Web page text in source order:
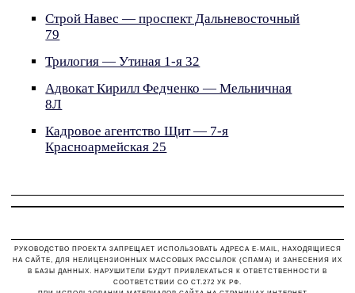
Строй Навес — проспект Дальневосточный
79
Трилогия — Утиная 1-я 32
Адвокат Кирилл Федченко — Мельничная
8Л
Кадровое агентство Щит — 7-я
Красноармейская 25
РУКОВОДСТВО ПРОЕКТА ЗАПРЕЩАЕТ ИСПОЛЬЗОВАТЬ АДРЕСА E-MAIL, НАХОДЯЩИЕСЯ
НА САЙТЕ, ДЛЯ НЕЛИЦЕНЗИОННЫХ МАССОВЫХ РАССЫЛОК (СПАМА) И ЗАНЕСЕНИЯ ИХ
В БАЗЫ ДАННЫХ. НАРУШИТЕЛИ БУДУТ ПРИВЛЕКАТЬСЯ К ОТВЕТСТВЕННОСТИ В
СООТВЕТСТВИИ СО СТ.272 УК РФ.